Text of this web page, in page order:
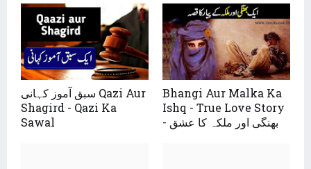
سبق آموز کہانی Qazi Aur
Shagird - Qazi Ka
Sawal
Bhangi Aur Malka Ka
Ishq - True Love Story
- بھنگی اور ملکہ کا عشق